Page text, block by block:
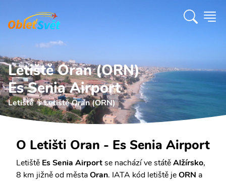
Letiště Oran (ORN)
Es Senia Airport
Letiště Letiště Oran (ORN)
O Letišti Oran - Es Senia Airport
Letiště Es Senia Airportse nachází ve státěAlžírsko,
8 km jižně od městaOran. IATA kód letiště jeORN a